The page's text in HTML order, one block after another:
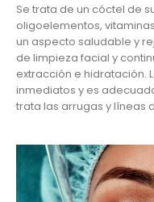
Se trata de un cóctel de
oligoelementos,
un aspecto saludable y
de limpieza facial y
extracción e hidratación.
inmediatos y es
trata las arrugas y líneas